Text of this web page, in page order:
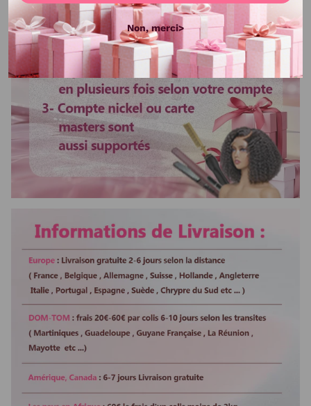
Bandes élastique Ajustable
Colorable ou
décolorable
Oui
Lisser ou boucler au fer Oui
Non, merci>